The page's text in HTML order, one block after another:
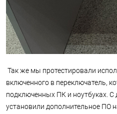
Так же мы протестировали
включенного в переключатель,
подключенных ПК и ноутбуках. С
установили дополнительное ПО